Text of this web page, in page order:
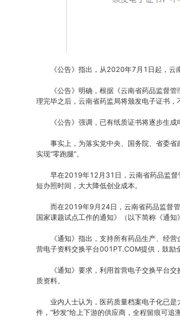
《公告》指出，从2020年7月1日起，云
《公告》明确，根据《云南省药品监督
理完毕之后，云南省药监局将颁发电子证书，
《公告》强调，已有纸质证书将逐步生
事实上，为落实党中央、国务院、省委
实现“零跑腿”。
早在2019年12月31日，云南省药品监督
短办照时间，大大降低创业成本。
而在2019年9月24日，云南省药品监督
国家课题试点工作的通知》（以下简称《通知
《通知》指出，支持所有药品生产、经
营电子资料交换平台001PT.COM提供，鼓励
《通知》要求，利用首营电子交换平台
质资料。
业内人士认为，医药质量档案电子化已
件，“秒发”给上下游的供应商，全程留痕可追